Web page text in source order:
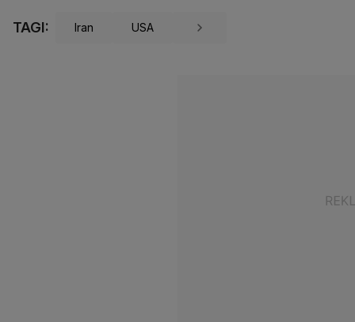
TAGI: Iran USA